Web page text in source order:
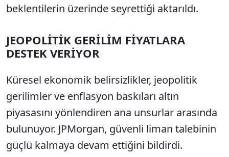
beklentilerin üzerinde seyrettiği aktarıldı.
JEOPOLİTİK GERİLİM FİYATLARA
DESTEK VERİYOR
Küresel ekonomik belirsizlikler, jeopolitik
gerilimler ve enflasyon baskıları altın
piyasasını yönlendiren ana unsurlar arasında
bulunuyor. JPMorgan, güvenli liman talebinin
güçlü kalmaya devam ettiğini bildirdi.